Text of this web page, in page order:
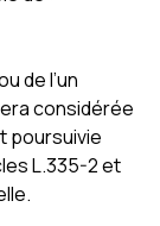
de l’un
considérée
poursuivie
L.335-2 et